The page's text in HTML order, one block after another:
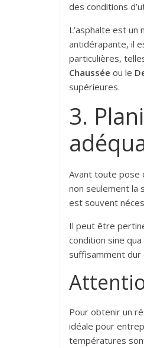
des conditions
L’asphalte est
antidérapante, il
particulières,
Chaussée ou le
supérieures.
3.
Avant toute pose
non seulement la
est souvent
Il peut être
condition sine
suffisamment dur
Pour obtenir un
idéale pour
températures